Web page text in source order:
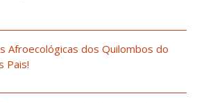
Afroecológicas dos Quilombos do
Pais!